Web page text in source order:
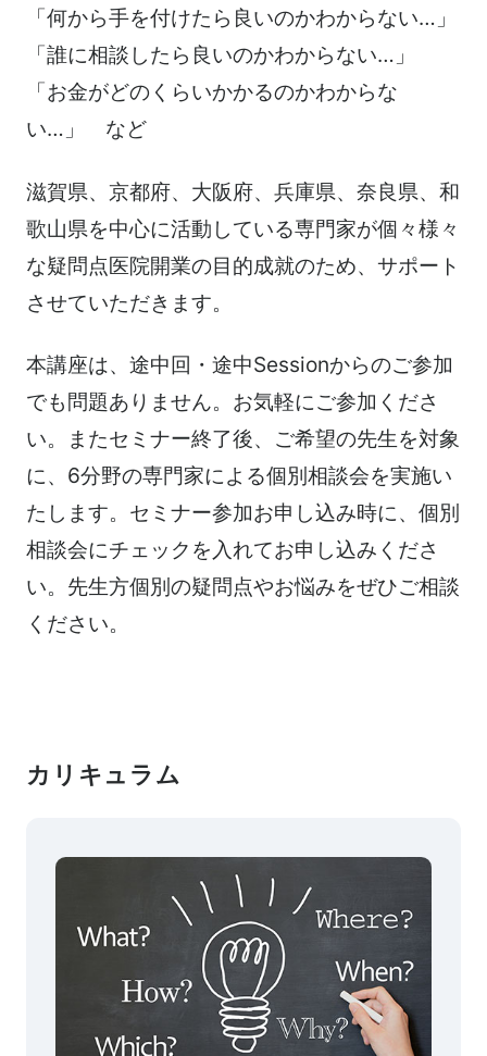
「何から手を付けたら良いのかわからない…」
「誰に相談したら良いのかわからない…」
「お金がどのくらいかかるのかわからな
い…」 など
滋賀県、京都府、大阪府、兵庫県、奈良県、和
歌山県を中心に活動している専門家が個々様々
な疑問点医院開業の目的成就のため、サポート
させていただきます。
本講座は、途中回・途中Sessionからのご参加
でも問題ありません。お気軽にご参加くださ
い。またセミナー終了後、ご希望の先生を対象
に、6分野の専門家による個別相談会を実施い
たします。セミナー参加お申し込み時に、個別
相談会にチェックを入れてお申し込みくださ
い。先生方個別の疑問点やお悩みをぜひご相談
ください。
カリキュラム